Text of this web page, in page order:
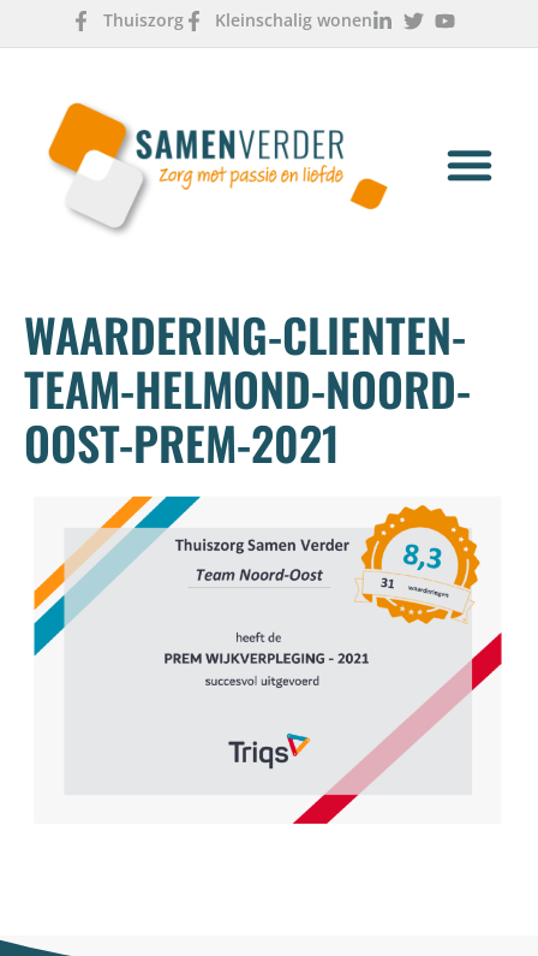
Thuiszorg Kleinschalig wonen
WAARDERING-CLIENTEN-
TEAM-HELMOND-NOORD-
OOST-PREM-2021